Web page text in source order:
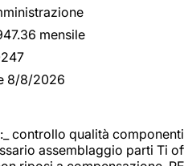
mensile
8/8/2026
controllo qualità
assemblaggio parti Ti